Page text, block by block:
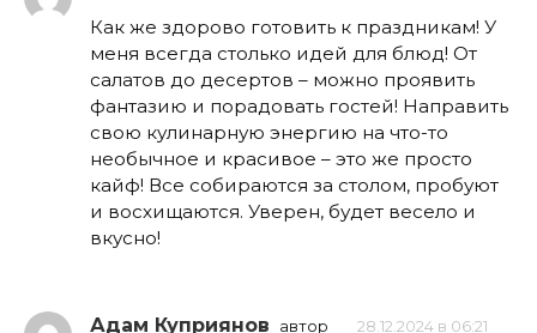
Как же здорово готовить к праздникам! У
меня всегда столько идей для блюд! От
салатов до десертов – можно проявить
фантазию и порадовать гостей! Направить
свою кулинарную энергию на что-то
необычное и красивое – это же просто
кайф! Все собираются за столом, пробуют
и восхищаются. Уверен, будет весело и
вкусно!
Адам Куприянов автор 28.12.2024 в 06:21